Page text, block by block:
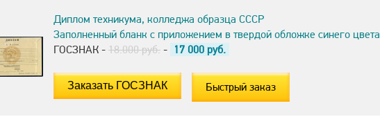
Диплом техникума, колледжа образца СССР
Заполненный бланк с приложением в твердой обложке синего цвета
ГОСЗНАК - 18.000 руб. - 17 000 руб.
Быстрый заказ